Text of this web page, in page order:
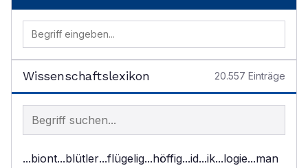
Wissenschaftslexikon 20.557 Einträge
Begriff im Lexikon suchen
...biont...blütler...flügelig...höffig...id...ik...logie...man